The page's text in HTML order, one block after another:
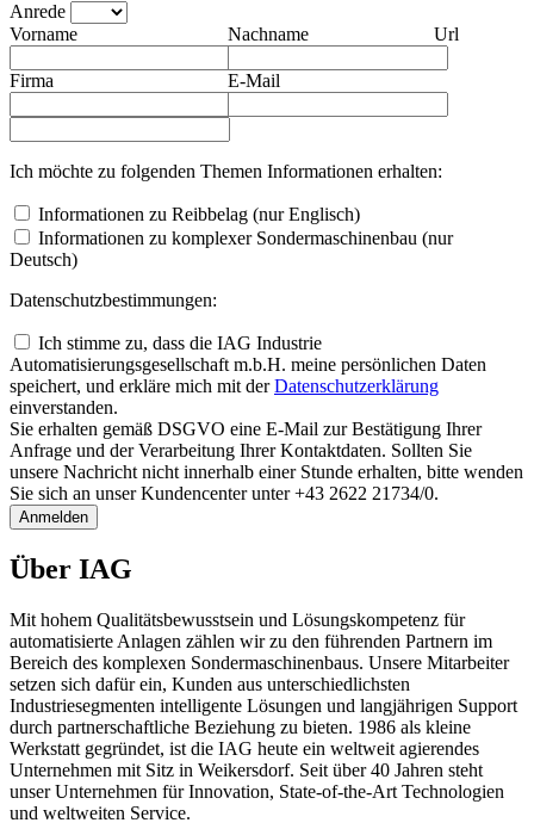
Anrede
Vorname
Nachname
Firma E-Mail
Url
Ich möchte zu folgenden Themen Informationen erhalten:
Informationen zu Reibbelag (nur Englisch)
Informationen zu komplexer Sondermaschinenbau (nur
Deutsch)
Datenschutzbestimmungen:
Ich stimme zu, dass die IAG Industrie
Automatisierungsgesellschaft m.b.H. meine persönlichen Daten
speichert, und erkläre mich mit derDaten­schutz­erklärung
einverstanden.
Sie erhalten gemäß DSGVO eine E-Mail zur Bestätigung Ihrer
Anfrage und der Verarbeitung Ihrer Kontaktdaten. Sollten Sie
unsere Nachricht nicht innerhalb einer Stunde erhalten, bitte wenden
Sie sich an unser Kundencenter unter +43 2622 21734/0.
Anmelden
Über IAG
Mit hohem Qualitätsbewusstsein und Lösungskompetenz für
automatisierte Anlagen zählen wir zu den führenden Partnern im
Bereich des komplexen Sondermaschinenbaus. Unsere Mitarbeiter
setzen sich dafür ein, Kunden aus unterschiedlichsten
Industriesegmenten intelligente Lösungen und langjährigen Support
durch partnerschaftliche Beziehung zu bieten. 1986 als kleine
Werkstatt gegründet, ist die IAG heute ein weltweit agierendes
Unternehmen mit Sitz in Weikersdorf. Seit über 40 Jahren steht
unser Unternehmen für Innovation, State-of-the-Art Technologien
und weltweiten Service.